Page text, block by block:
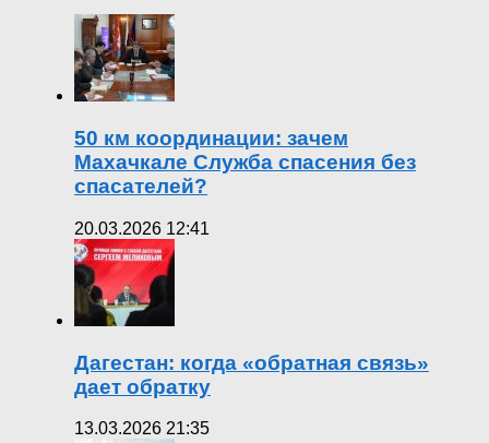
50 км координации: зачем
Махачкале Служба спасения без
спасателей?
20.03.2026 12:41
Дагестан: когда «обратная связь»
дает обратку
13.03.2026 21:35